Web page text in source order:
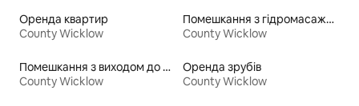
Оренда квартир
County Wicklow
Помешкання з гідромасажною ванною
County Wicklow
Помешкання з виходом до озера
County Wicklow
Оренда зрубів
County Wicklow